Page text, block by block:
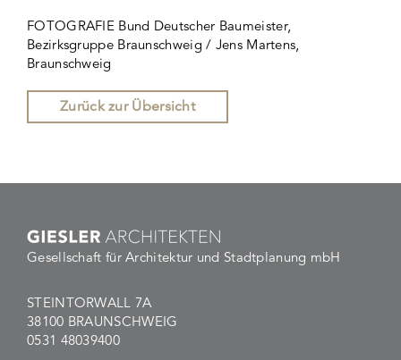
FOTOGRAFIE Bund Deutscher Baumeister,
Bezirksgruppe Braunschweig / Jens Martens,
Braunschweig
Zurück zur Übersicht
Gesellschaft für Architektur und Stadtplanung mbH
STEINTORWALL 7A
38100 BRAUNSCHWEIG
0531 48039400